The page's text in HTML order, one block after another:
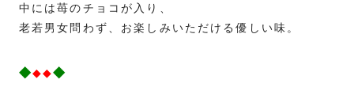
中には苺のチョコが入り、
老若男女問わず、お楽しみいただける優しい味。
◆◆◆◆